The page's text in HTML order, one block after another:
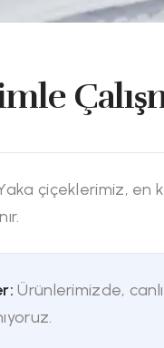
çiçeklerimiz, en
Ürünlerimizde,